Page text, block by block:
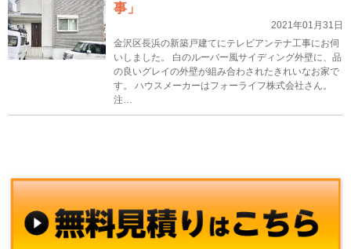
事」
2021年01月31日
金沢区長浜の新築戸建てにテレビアンテナ工事にお伺
いしました。 白のルーバー風サイディング外壁に、品
の良いグレイの外壁が組み合わされたきれいなお家で
す。 ハウスメーカーはフォーライフ株式会社さん。
注…